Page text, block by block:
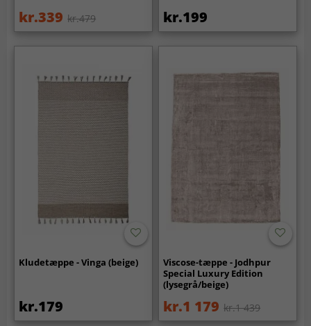
kr.339 kr.479 kr.199
Kludetæppe - Vinga (beige)
kr.179
Viscose-tæppe - Jodhpur
Special Luxury Edition
(lysegrå/beige)
kr.1 179 kr.1 439